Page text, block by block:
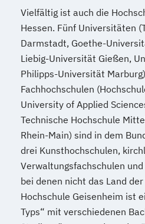
Mathematik für
Mechatronik
Mechatronik (M. Eng.) 3
Mediengestaltung
Medizintechnik (B.
Nachhaltiges Design
Nationale und
und
New Venture
Professional Software
Prozesssimulation in der
Verfahrenstechnik
Psychologie mit
Organisations- und
Psychologie mit
Gesundheitspsychologie
Psychologie mit
Psychologie und
Psychologie mit
Psycholoische
Psychologie mit
Pädagogische
Sales und Management
Strategy & Leadership
Vielfältig ist auch die
Hessen. Fünf Universitäten
Darmstadt, Goethe-
Liebig-Universität Gießen,
Philipps-Universität
Fachhochschulen
University of Applied
Technische Hochschule
Rhein-Main) sind in dem
drei Kunsthochschulen,
Verwaltungsfachschulen
bei denen nicht das Land
Hochschule Geisenheim ist
Typs“ mit verschiedenen